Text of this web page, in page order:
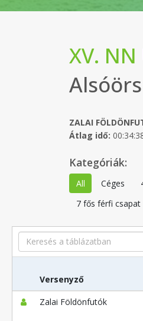
XV.
ZALAI
Átlag idő:
Kategóriák:
All Céges
7 fős férfi csapat
Search
Versenyző
Zalai Földönfutók